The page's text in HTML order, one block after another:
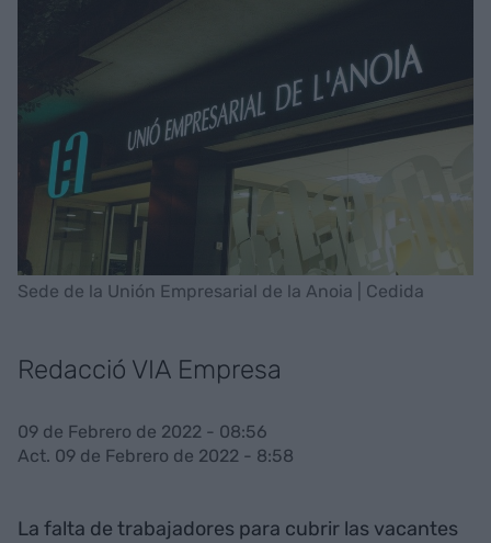
Sede de la Unión Empresarial de la Anoia | Cedida
Redacció VIA Empresa
09 de Febrero de 2022 - 08:56
Act. 09 de Febrero de 2022 - 8:58
La falta de trabajadores para cubrir las vacantes